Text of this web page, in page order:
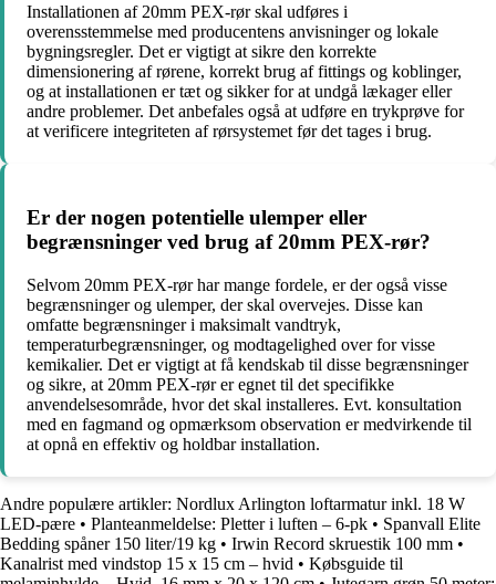
Installationen af 20mm PEX-rør skal udføres i
overensstemmelse med producentens anvisninger og lokale
bygningsregler. Det er vigtigt at sikre den korrekte
dimensionering af rørene, korrekt brug af fittings og koblinger,
og at installationen er tæt og sikker for at undgå lækager eller
andre problemer. Det anbefales også at udføre en trykprøve for
at verificere integriteten af ​​rørsystemet før det tages i brug.
Er der nogen potentielle ulemper eller
begrænsninger ved brug af 20mm PEX-rør?
Selvom 20mm PEX-rør har mange fordele, er der også visse
begrænsninger og ulemper, der skal overvejes. Disse kan
omfatte begrænsninger i maksimalt vandtryk,
temperaturbegrænsninger, og modtagelighed over for visse
kemikalier. Det er vigtigt at få kendskab til disse begrænsninger
og sikre, at 20mm PEX-rør er egnet til det specifikke
anvendelsesområde, hvor det skal installeres. Evt. konsultation
med en fagmand og opmærksom observation er medvirkende til
at opnå en effektiv og holdbar installation.
Andre populære artikler: Nordlux Arlington loftarmatur inkl. 18 W
LED-pære • Planteanmeldelse: Pletter i luften – 6-pk • Spanvall Elite
Bedding spåner 150 liter/19 kg • Irwin Record skruestik 100 mm •
Kanalrist med vindstop 15 x 15 cm – hvid • Købsguide til